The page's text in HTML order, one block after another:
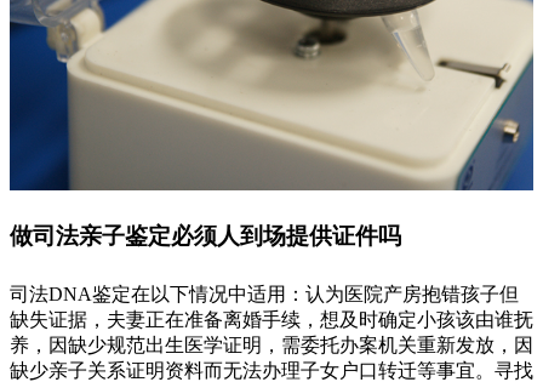
做司法亲子鉴定必须人到场提供证件吗
司法DNA鉴定在以下情况中适用：认为医院产房抱错孩子但
缺失证据，夫妻正在准备离婚手续，想及时确定小孩该由谁抚
养，因缺少规范出生医学证明，需委托办案机关重新发放，因
缺少亲子关系证明资料而无法办理子女户口转迁等事宜。寻找